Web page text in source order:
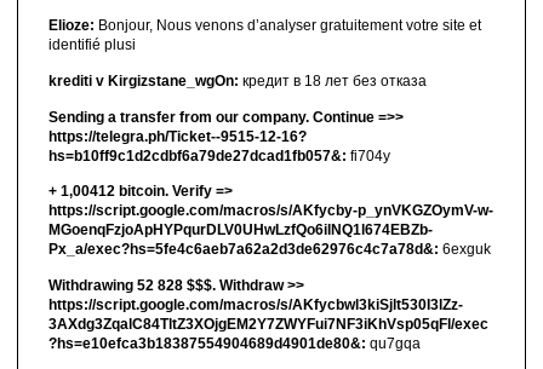
Elioze: Bonjour, Nous venons d’analyser gratuitement votre site et
identifié plusi
krediti v Kirgizstane_wgOn: кредит в 18 лет без отказа
Sending a transfer from our company. Continue =>>
https://telegra.ph/Ticket--9515-12-16?
hs=b10ff9c1d2cdbf6a79de27dcad1fb057&: fi704y
+ 1,00412 bitсоin. Verify =>
https://script.google.com/macros/s/AKfycby-p_ynVKGZOymV-w-
MGoenqFzjoApHYPqurDLV0UHwLzfQo6ilNQ1l674EBZb-
Px_a/exec?hs=5fe4c6aeb7a62a2d3de62976c4c7a78d&: 6exguk
Withdrawing 52 828 $$$. Withdrаw >>
https://script.google.com/macros/s/AKfycbwl3kiSjlt530I3lZz-
3AXdg3ZqalC84TltZ3XOjgEM2Y7ZWYFui7NF3iKhVsp05qFl/exec
?hs=e10efca3b18387554904689d4901de80&: qu7gqa